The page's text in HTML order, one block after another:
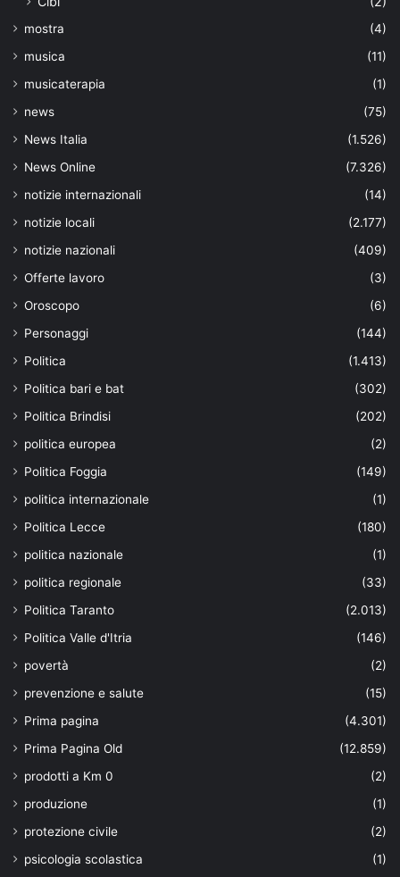
mostra
(4)
musica
(11)
musicaterapia
(1)
news
(75)
News Italia
(1.526)
News Online
(7.326)
notizie internazionali
(14)
notizie locali
(2.177)
notizie nazionali
(409)
Offerte lavoro
(3)
Oroscopo
(6)
Personaggi
(144)
Politica
(1.413)
Politica bari e bat
(302)
Politica Brindisi
(202)
politica europea
(2)
Politica Foggia
(149)
politica internazionale
(1)
Politica Lecce
(180)
politica nazionale
(1)
politica regionale
(33)
Politica Taranto
(2.013)
Politica Valle d'Itria
(146)
povertà
(2)
prevenzione e salute
(15)
Prima pagina
(4.301)
Prima Pagina Old
(12.859)
prodotti a Km 0
(2)
produzione
(1)
protezione civile
(2)
psicologia scolastica
(1)